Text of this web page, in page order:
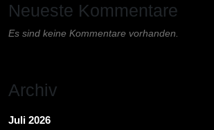
Neueste Kommentare
Es sind keine Kommentare vorhanden.
Archiv
Juli 2026